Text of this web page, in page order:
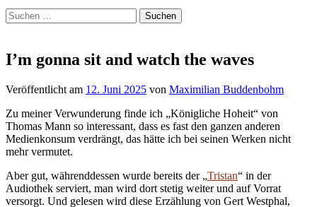
Suchen
nach:
I’m gonna sit and watch the waves
Veröffentlicht am 12. Juni 2025 von Maximilian Buddenbohm
Zu meiner Verwunderung finde ich „Königliche Hoheit“ von
Thomas Mann so interessant, dass es fast den ganzen anderen
Medienkonsum verdrängt, das hätte ich bei seinen Werken nicht
mehr vermutet.
Aber gut, währenddessen wurde bereits der „Tristan“ in der
Audiothek serviert, man wird dort stetig weiter und auf Vorrat
versorgt. Und gelesen wird diese Erzählung von Gert Westphal,